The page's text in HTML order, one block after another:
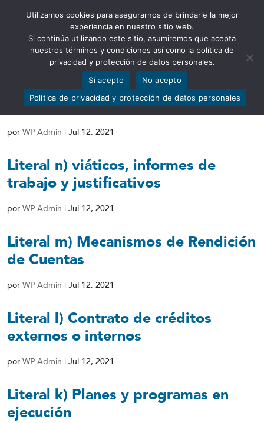
Abrir barra de herramientas
Literal o) Responsable de atender la
información
por WP Admin | Jul 12, 2021
Literal n) viáticos, informes de
trabajo y justificativos
por WP Admin | Jul 12, 2021
Literal m) Mecanismos de Rendición
de Cuentas
por WP Admin | Jul 12, 2021
Literal l) Contrato de créditos
externos o internos
por WP Admin | Jul 12, 2021
Literal k) Planes y programas en
ejecución
Utilizamos cookies para asegurarnos de brindarle la mejor
experiencia en nuestro sitio web.
Si continúa utilizando este sitio, asumiremos que acepta
nuestros términos y condiciones así como la política de
privacidad y protección de datos personales.
Sí acepto
No acepto
Política de privacidad y protección de datos personales